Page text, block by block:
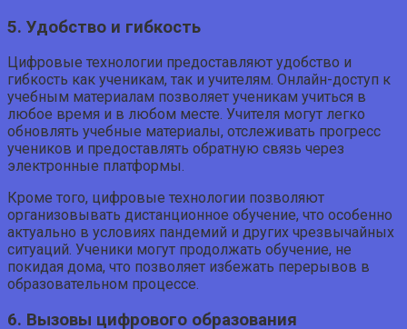
5. Удобство и гибкость
Цифровые технологии предоставляют удобство и
гибкость как ученикам, так и учителям. Онлайн-доступ к
учебным материалам позволяет ученикам учиться в
любое время и в любом месте. Учителя могут легко
обновлять учебные материалы, отслеживать прогресс
учеников и предоставлять обратную связь через
электронные платформы.
Кроме того, цифровые технологии позволяют
организовывать дистанционное обучение, что особенно
актуально в условиях пандемий и других чрезвычайных
ситуаций. Ученики могут продолжать обучение, не
покидая дома, что позволяет избежать перерывов в
образовательном процессе.
6. Вызовы цифрового образования